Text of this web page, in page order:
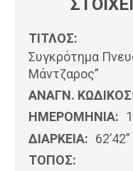
ΤΙΤΛΟΣ:
Συγκρότημα
Μάντζαρος”
ΑΝΑΓΝ.
ΗΜΕΡΟΜΗΝΊΑ:
ΔΙΑΡΚΕΙΑ: 62’42”
ΤΟΠΟΣ: